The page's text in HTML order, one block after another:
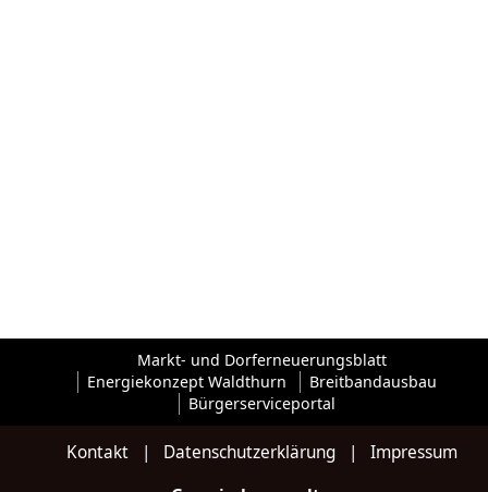
Markt- und Dorferneuerungsblatt
Energiekonzept Waldthurn
Breitbandausbau
Bürgerserviceportal
Kontakt| Datenschutzerklärung| Impressum